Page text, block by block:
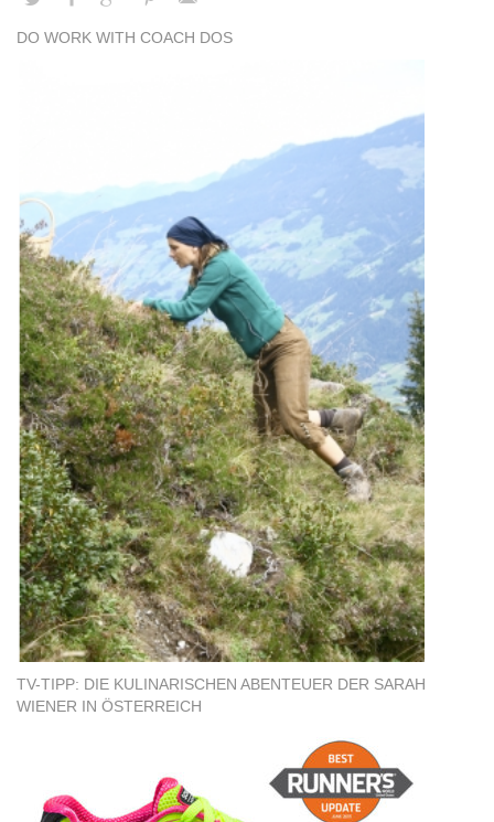
DO WORK WITH COACH DOS
TV-TIPP: DIE KULINARISCHEN ABENTEUER DER SARAH
WIENER IN ÖSTERREICH